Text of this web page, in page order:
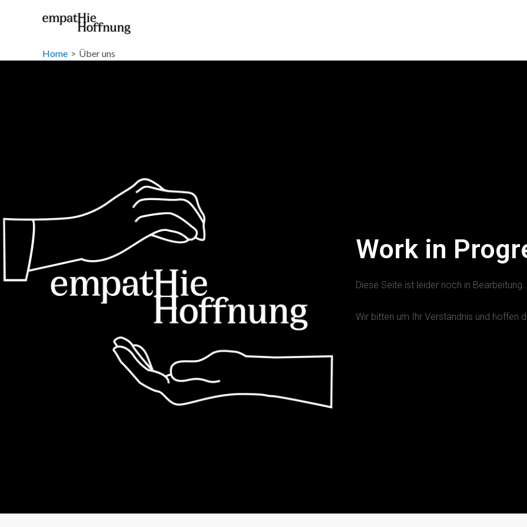
Home Über uns
Work in
Diese Seite ist leider noch in Bearbeitung…
Wir bitten um Ihr Verständnis und hoffen